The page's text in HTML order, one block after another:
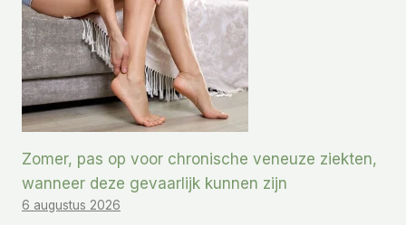
Zomer, pas op voor chronische veneuze ziekten,
wanneer deze gevaarlijk kunnen zijn
6 augustus 2026